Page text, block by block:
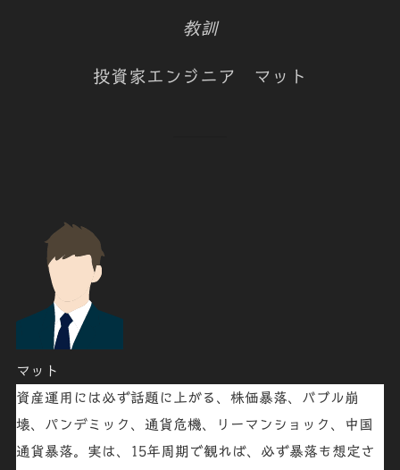
教訓
投資家エンジニア マット
マット
資産運用には必ず話題に上がる、 株価暴落、
バブル崩
壊、 パンデミック 、 通貨危機、 リーマンショック 、
中国
通貨暴落。実は、15年周期で観れば、必ず暴落も想定さ